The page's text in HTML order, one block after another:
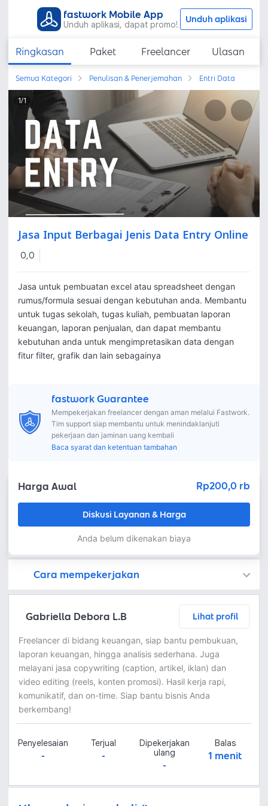
fastwork Mobile App
Unduh aplikasi, dapat promo! Unduh aplikasi
Ringkasan Paket Freelancer Ulasan
Semua Kategori Penulisan & Penerjemahan Entri Data
1/1
Jasa Input Berbagai Jenis Data Entry Online
0,0
Jasa untuk pembuatan excel atau spreadsheet dengan
rumus/formula sesuai dengan kebutuhan anda. Membantu
untuk tugas sekolah, tugas kuliah, pembuatan laporan
keuangan, laporan penjualan, dan dapat membantu
kebutuhan anda untuk mengimpretasikan data dengan
fitur filter, grafik dan lain sebagainya
fastwork Guarantee
Mempekerjakan freelancer dengan aman melalui Fastwork.
Tim support siap membantu untuk menindaklanjuti
pekerjaan dan jaminan uang kembali
Baca syarat dan ketentuan tambahan
Harga Awal Rp200,0 rb
Diskusi Layanan & Harga
Anda belum dikenakan biaya
Cara mempekerjakan
Gabriella Debora L.B Lihat profil
Freelancer di bidang keuangan, siap bantu pembukuan,
laporan keuangan, hingga analisis sederhana. Juga
melayani jasa copywriting (caption, artikel, iklan) dan
video editing (reels, konten promosi). Hasil kerja rapi,
komunikatif, dan on-time. Siap bantu bisnis Anda
berkembang!
Penyelesaian
-
Terjual
-
Dipekerjakan
ulang
-
Balas
1 menit